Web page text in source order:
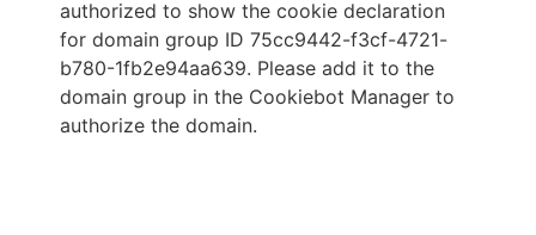
authorized to show the cookie declaration
for domain group ID 75cc9442-f3cf-4721-
b780-1fb2e94aa639. Please add it to the
domain group in the Cookiebot Manager to
authorize the domain.